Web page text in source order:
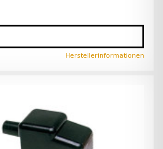
Herstellerinformationen